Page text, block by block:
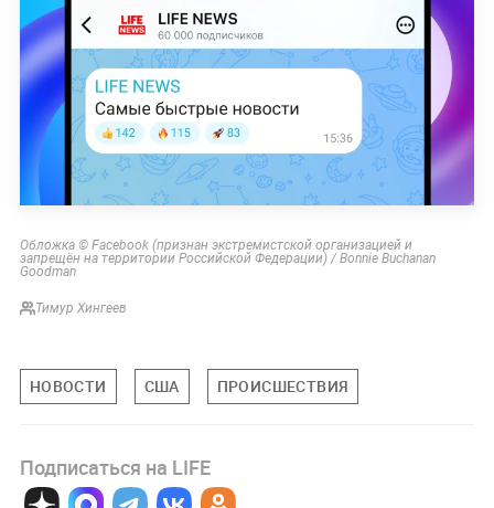
Обложка © Facebook (признан экстремистской организацией и
запрещён на территории Российской Федерации) / Bonnie Buchanan
Goodman
Тимур Хингеев
НОВОСТИ США ПРОИСШЕСТВИЯ
Подписаться на LIFE